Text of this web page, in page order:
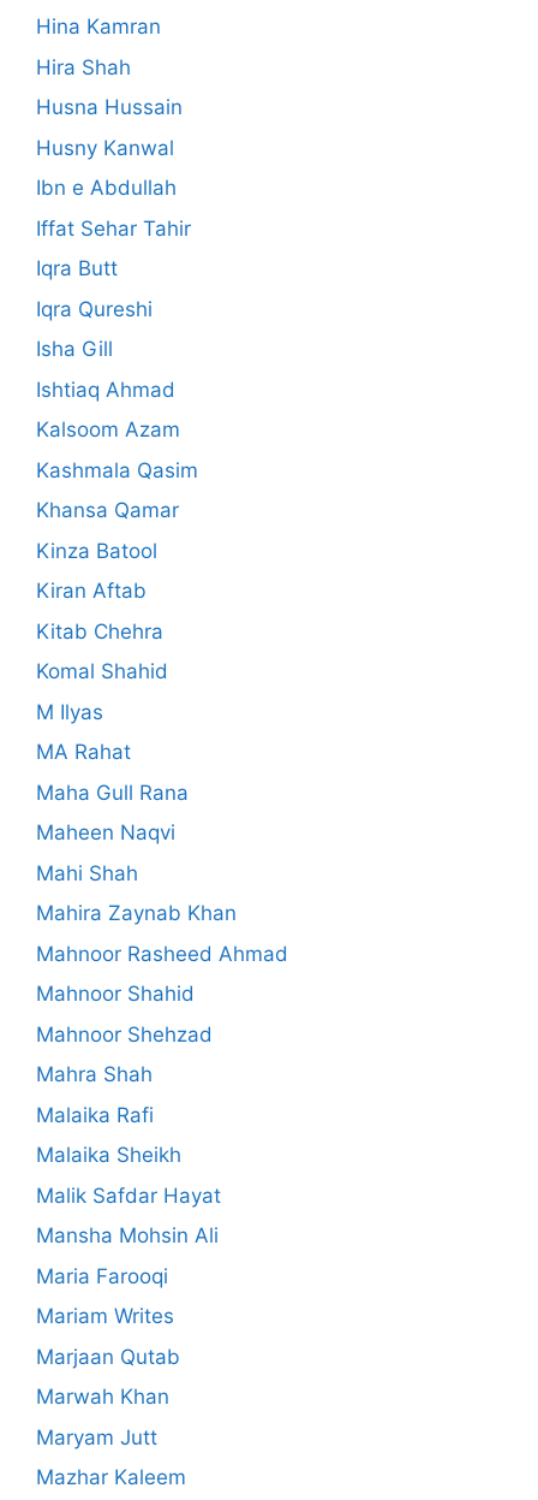
Hina Kamran
Hira Shah
Husna Hussain
Husny Kanwal
Ibn e Abdullah
Iffat Sehar Tahir
Iqra Butt
Iqra Qureshi
Isha Gill
Ishtiaq Ahmad
Kalsoom Azam
Kashmala Qasim
Khansa Qamar
Kinza Batool
Kiran Aftab
Kitab Chehra
Komal Shahid
M Ilyas
MA Rahat
Maha Gull Rana
Maheen Naqvi
Mahi Shah
Mahira Zaynab Khan
Mahnoor Rasheed Ahmad
Mahnoor Shahid
Mahnoor Shehzad
Mahra Shah
Malaika Rafi
Malaika Sheikh
Malik Safdar Hayat
Mansha Mohsin Ali
Maria Farooqi
Mariam Writes
Marjaan Qutab
Marwah Khan
Maryam Jutt
Mazhar Kaleem